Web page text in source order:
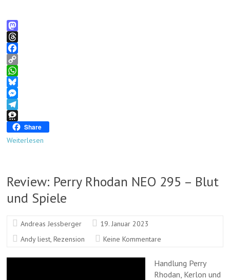
M
a
s
t
o
d
o
n
T
h
r
e
a
d
s
F
a
c
e
b
o
k
C
o
p
y
L
n
W
h
a
t
A
B
l
u
s
M
e
s
e
r
T
l
a
m
h
m
a
Share
Weiterlesen
Review: Perry Rhodan NEO 295 – Blut
und Spiele
Andreas Jessberger
19. Januar 2023
Andy liest,Rezension Keine Kommentare
Handlung Perry
Rhodan, Kerlon und